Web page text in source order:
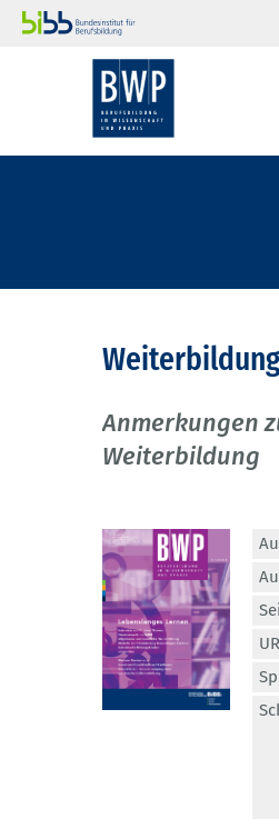
Anmerkungen
Weiterbildung